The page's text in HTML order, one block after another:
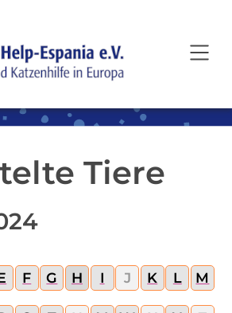
CONTENT
Tiere
F G H I J K L M